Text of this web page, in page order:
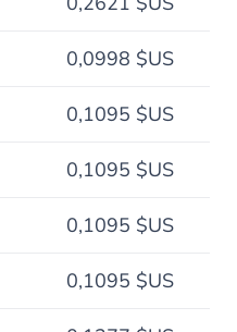
0,0998 $US
0,1095 $US
0,1095 $US
0,1095 $US
0,1095 $US